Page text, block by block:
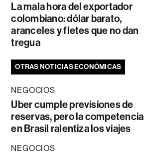
La mala hora del exportador
colombiano: dólar barato,
aranceles y fletes que no dan
tregua
OTRAS NOTICIAS ECONÓMICAS
NEGOCIOS
Uber cumple previsiones de
reservas, pero la competencia
en Brasil ralentiza los viajes
NEGOCIOS